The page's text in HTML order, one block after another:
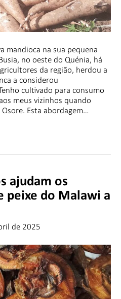
mandioca na sua pequena
no oeste do Quénia, há
da região, herdou a
a considerou
cultivado para consumo
meus vizinhos quando
Esta abordagem…
ajudam os
peixe do Malawi a
de 2025